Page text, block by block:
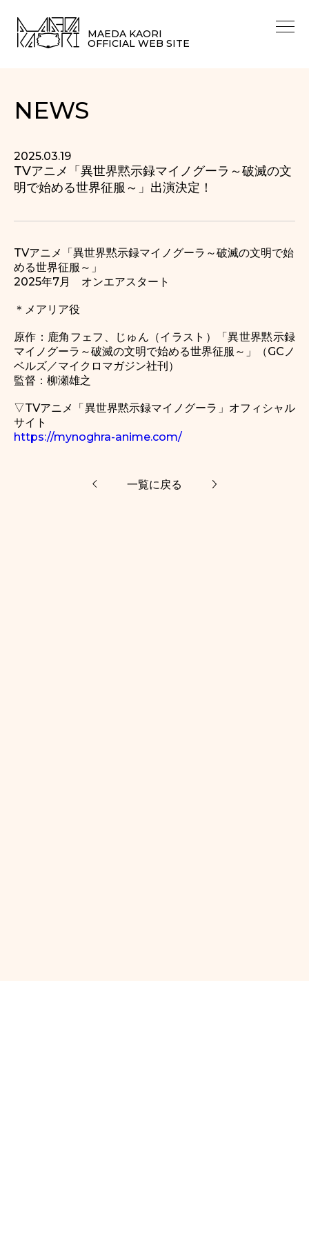
MAEDA KAORI
OFFICIAL WEB SITE
NEWS
2025.03.19
TVアニメ「異世界黙示録マイノグーラ～破滅の文
明で始める世界征服～」出演決定！
TVアニメ「異世界黙示録マイノグーラ～破滅の文明で始
める世界征服～」
2025年7月 オンエアスタート
＊メアリア役
原作：鹿角フェフ、じゅん（イラスト）「異世界黙示録
マイノグーラ～破滅の文明で始める世界征服～」（GCノ
ベルズ／マイクロマガジン社刊）
監督：柳瀬雄之
▽TVアニメ「異世界黙示録マイノグーラ」オフィシャル
サイト
https://mynoghra-anime.com/
一覧に戻る